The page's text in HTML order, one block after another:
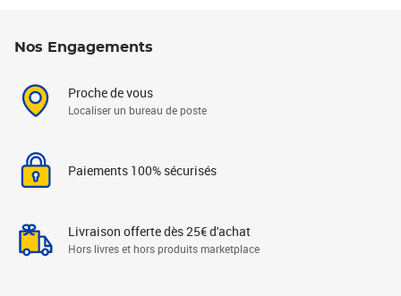
Nos Engagements
Proche de vous
Localiser un bureau de poste
Paiements 100% sécurisés
Livraison offerte dès 25€ d'achat
Hors livres et hors produits marketplace